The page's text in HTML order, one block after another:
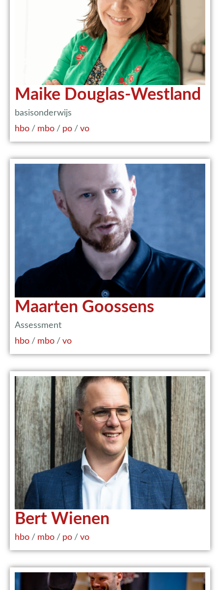
Maike Douglas-Westland
basisonderwijs
hbo / mbo / po / vo
Maarten Goossens
Assessment
hbo / mbo / vo
Bert Wienen
hbo / mbo / po / vo